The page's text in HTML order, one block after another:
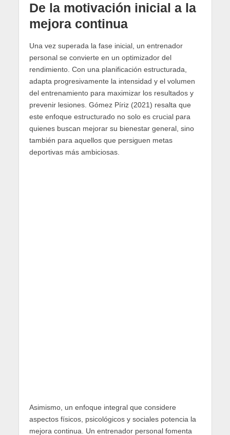
De la motivación inicial a la
mejora continua
Una vez superada la fase inicial, un entrenador
personal se convierte en un optimizador del
rendimiento. Con una planificación estructurada,
adapta progresivamente la intensidad y el volumen
del entrenamiento para maximizar los resultados y
prevenir lesiones. Gómez Píriz (2021) resalta que
este enfoque estructurado no solo es crucial para
quienes buscan mejorar su bienestar general, sino
también para aquellos que persiguen metas
deportivas más ambiciosas.
Asimismo, un enfoque integral que considere
aspectos físicos, psicológicos y sociales potencia la
mejora continua. Un entrenador personal fomenta